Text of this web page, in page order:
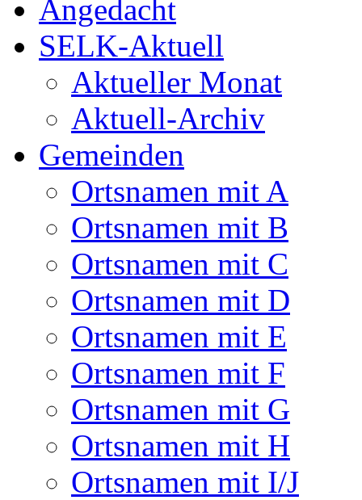
Angedacht
SELK-Aktuell
Aktueller Monat
Aktuell-Archiv
Gemeinden
Ortsnamen mit A
Ortsnamen mit B
Ortsnamen mit C
Ortsnamen mit D
Ortsnamen mit E
Ortsnamen mit F
Ortsnamen mit G
Ortsnamen mit H
Ortsnamen mit I/J